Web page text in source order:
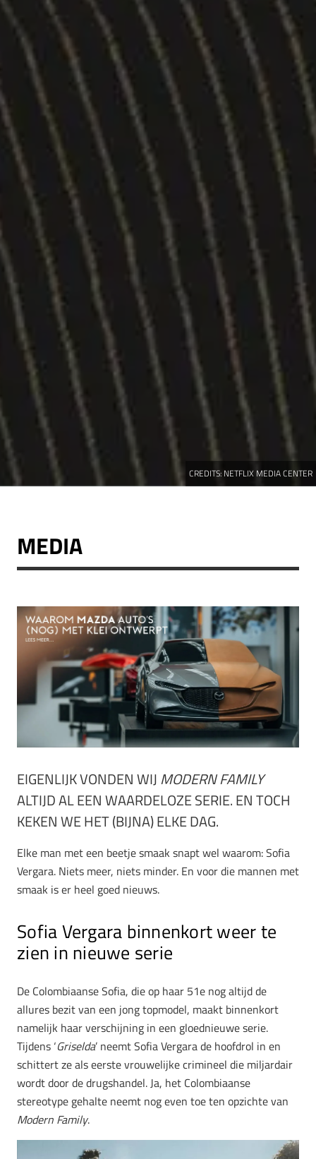
CREDITS: NETFLIX MEDIA CENTER
MEDIA
EIGENLIJK VONDEN WIJMODERN FAMILY
ALTIJD AL EEN WAARDELOZE SERIE. EN TOCH
KEKEN WE HET (BIJNA) ELKE DAG.
Elke man met een beetje smaak snapt wel waarom: Sofia
Vergara. Niets meer, niets minder. En voor die mannen met
smaak is er heel goed nieuws.
Sofia Vergara binnenkort weer te
zien in nieuwe serie
De Colombiaanse Sofia, die op haar 51e nog altijd de
allures bezit van een jong topmodel, maakt binnenkort
namelijk haar verschijning in een gloednieuwe serie.
Tijdens ‘Griselda’ neemt Sofia Vergara de hoofdrol in en
schittert ze als eerste vrouwelijke crimineel die miljardair
wordt door de drugshandel. Ja, het Colombiaanse
stereotype gehalte neemt nog even toe ten opzichte van
Modern Family.